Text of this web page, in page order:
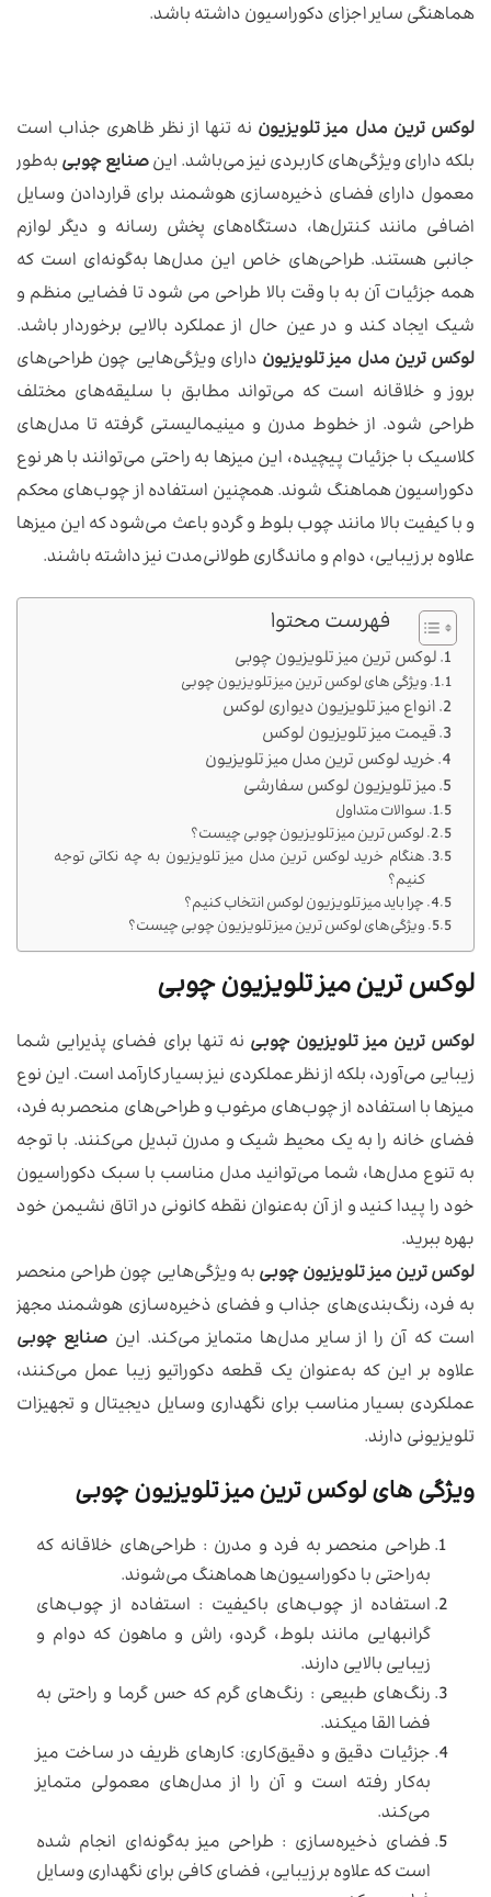
هماهنگی سایر اجزای دکوراسیون داشته باشد.
لوکس ترین مدل میز تلویزیون نه تنها از نظر ظاهری جذاب است
بلکه دارای ویژگی‌های کاربردی نیز می‌باشد. اینصنایع چوبیبه‌طور
معمول دارای فضای ذخیره‌سازی هوشمند برای قراردادن وسایل
اضافی مانند کنترل‌ها، دستگاه‌های پخش رسانه و دیگر لوازم
جانبی هستند. طراحی‌های خاص این مدل‌ها به‌گونه‌ای است که
همه جزئیات آن به با وقت بالا طراحی می شود تا فضایی منظم و
شیک ایجاد کند و در عین حال از عملکرد بالایی برخوردار باشد.
لوکس ترین مدل میز تلویزیون دارای ویژگی‌هایی چون طراحی‌های
بروز و خلاقانه است که می‌تواند مطابق با سلیقه‌های مختلف
طراحی شود. از خطوط مدرن و مینیمالیستی گرفته تا مدل‌های
کلاسیک با جزئیات پیچیده، این میزها به راحتی می‌توانند با هر نوع
دکوراسیون هماهنگ شوند. همچنین استفاده از چوب‌های محکم
و با کیفیت بالا مانند چوب بلوط و گردو باعث می‌شود که این میزها
علاوه بر زیبایی، دوام و ماندگاری طولانی‌مدت نیز داشته باشند.
فهرست محتوا
لوکس ترین میز تلویزیون چوبی
ویژگی های لوکس ترین میز تلویزیون چوبی
انواع میز تلویزیون دیواری لوکس
قیمت میز تلویزیون لوکس
خرید لوکس ترین مدل میز تلویزیون
میز تلویزیون لوکس سفارشی
سوالات متداول
لوکس ترین میز تلویزیون چوبی چیست؟
هنگام خرید لوکس ترین مدل میز تلویزیون به چه نکاتی توجه
کنیم؟
چرا باید میز تلویزیون لوکس انتخاب کنیم؟
ویژگی‌های لوکس ترین میز تلویزیون چوبی چیست؟
لوکس ترین میز تلویزیون چوبی
لوکس ترین میز تلویزیون چوبی نه تنها برای فضای پذیرایی شما
زیبایی می‌آورد، بلکه از نظر عملکردی نیز بسیار کارآمد است. این نوع
میزها با استفاده از چوب‌های مرغوب و طراحی‌های منحصر به فرد،
فضای خانه را به یک محیط شیک و مدرن تبدیل می‌کنند. با توجه
به تنوع مدل‌ها، شما می‌توانید مدل مناسب با سبک دکوراسیون
خود را پیدا کنید و از آن به‌عنوان نقطه کانونی در اتاق نشیمن خود
بهره ببرید.
لوکس ترین میز تلویزیون چوبیبه ویژگی‌هایی چون طراحی منحصر
به فرد، رنگ‌بندی‌های جذاب و فضای ذخیره‌سازی هوشمند مجهز
است که آن را از سایر مدل‌ها متمایز می‌کند. این صنایع چوبی
علاوه بر این که به‌عنوان یک قطعه دکوراتیو زیبا عمل می‌کنند،
عملکردی بسیار مناسب برای نگهداری وسایل دیجیتال و تجهیزات
تلویزیونی دارند.
ویژگی های لوکس ترین میز تلویزیون چوبی
طراحی منحصر به فرد و مدرن : طراحی‌های خلاقانه که
به‌راحتی با دکوراسیون‌ها هماهنگ می‌شوند.
استفاده از چوب‌های باکیفیت : استفاده از چوب‌های
گرانبهایی مانند بلوط، گردو، راش و ماهون که دوام و
زیبایی بالایی دارند.
رنگ‌های طبیعی : رنگ‌های گرم که حس گرما و راحتی به
فضا القا میکند.
جزئیات دقیق و دقیق‌کاری: کارهای ظریف در ساخت میز
به‌کار رفته است و آن را از مدل‌های معمولی متمایز
می‌کند.
فضای ذخیره‌سازی : طراحی میز به‌گونه‌ای انجام شده
است که علاوه بر زیبایی، فضای کافی برای نگهداری وسایل